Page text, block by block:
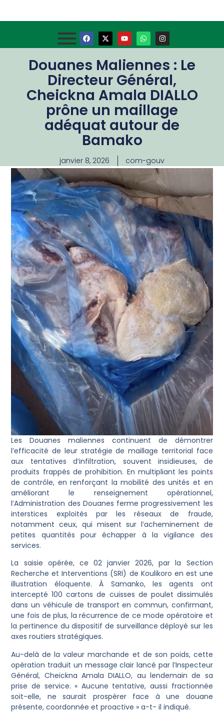
Douanes Maliennes : Le
Directeur Général,
Cheickna Amala DIALLO
prône un maillage
adéquat autour de
Bamako
janvier 8, 2026 com-gouv
Les Douanes maliennes continuent de démontrer
l’efficacité de leur stratégie de maillage territorial face
aux tentatives d’infiltration, souvent insidieuses, de
produits frappés de prohibition. En multipliant les points
de contrôle, en renforçant la mobilité des unités et en
améliorant le renseignement opérationnel,
l’Administration des Douanes ferme progressivement les
interstices exploités par les réseaux de fraude,
notamment ceux, qui misent sur l’acheminement de
petites quantités pour échapper à la vigilance des
services.
La saisie opérée, ce 02 janvier 2026, par la Section
Recherche et Interventions (SRI) de Koulikoro en est une
illustration éloquente. À Samanko, les agents ont
intercepté 100 cartons de cuisses de poulet dissimulés
dans un véhicule de transport en commun, confirmant,
une fois de plus, la récurrence de ce mode opératoire et
la pertinence du dispositif de surveillance déployé sur les
axes routiers stratégiques.
Au-delà de la valeur marchande et de son poids, cette
opération traduit un message clair lancé par l’Inspecteur
Général, Cheickna Amala DIALLO, au lendemain de sa
prise de service. « Aucune tentative, aussi fractionnée
soit-elle, ne saurait prospérer face à une douane
présente, coordonnée et proactive » a-t- il indiqué.